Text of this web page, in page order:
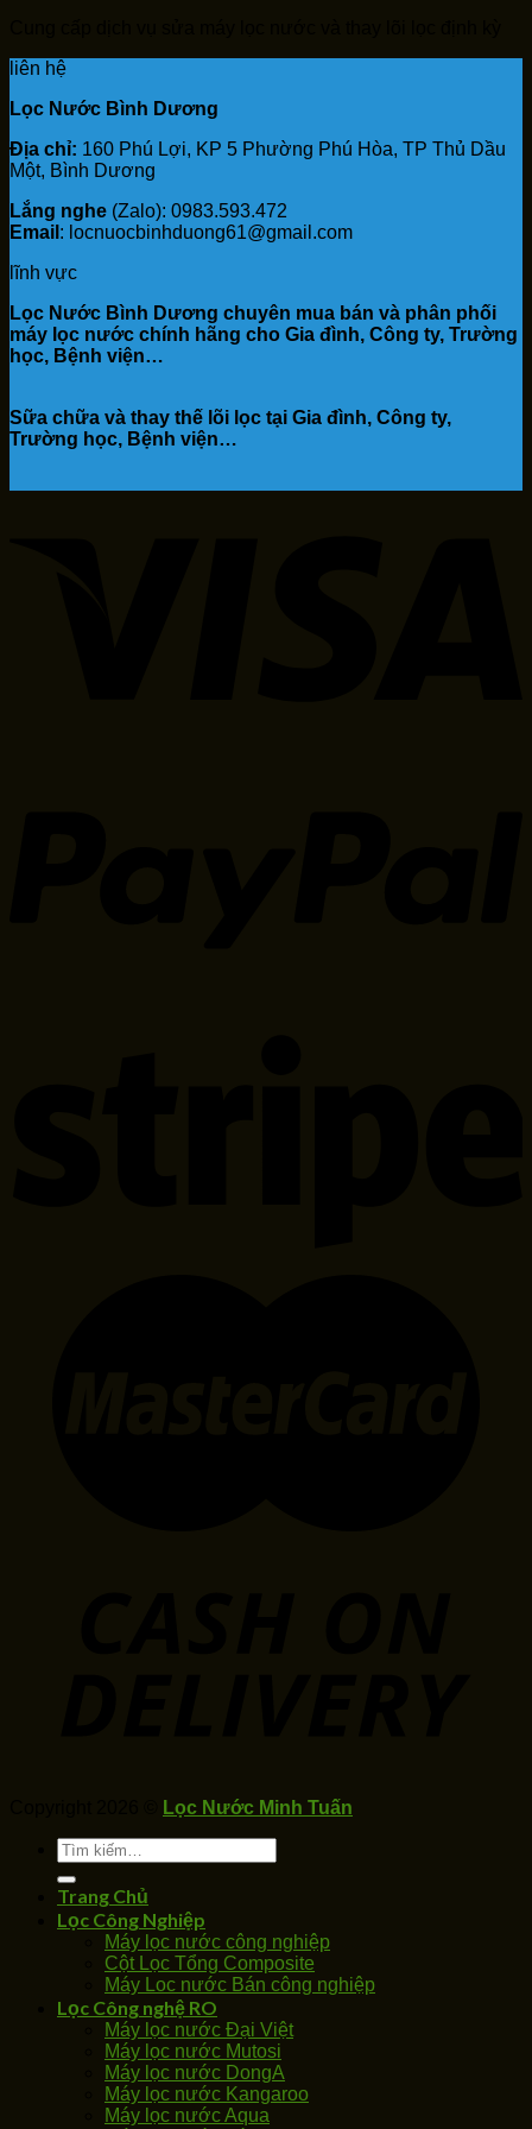
liên hệ
Lọc Nước Bình Dương
Địa chỉ: 160 Phú Lợi, KP 5 Phường Phú Hòa, TP Thủ Dầu
Một, Bình Dương
Lắng nghe (Zalo): 0983.593.472
Email : locnuocbinhduong61@gmail.com
lĩnh vực
Lọc Nước Bình Dương chuyên mua bán và phân phối
máy lọc nước chính hãng cho Gia đình, Công ty, Trường
học, Bệnh viện…
Sữa chữa và thay thế lõi lọc tại Gia đình, Công ty,
Trường học, Bệnh viện…
Lọc Nước Minh Tuấn
Tìm
kiếm:
Trang Chủ
Lọc Công Nghiệp
Máy lọc nước công nghiệp
Cột Lọc Tổng Composite
Máy Loc nước Bán công nghiệp
Lọc Công nghệ RO
Máy lọc nước Đại Việt
Máy lọc nước Mutosi
Máy lọc nước DongA
Máy lọc nước Kangaroo
Máy lọc nước Aqua